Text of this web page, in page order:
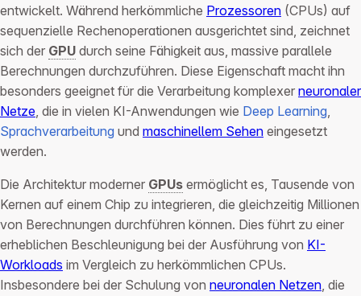
entwickelt. Während herkömmliche Prozessoren (CPUs) auf
sequenzielle Rechenoperationen ausgerichtet sind, zeichnet
sich der GPU durch seine Fähigkeit aus, massive parallele
Berechnungen durchzuführen. Diese Eigenschaft macht ihn
besonders geeignet für die Verarbeitung komplexer neuronaler
Netze, die in vielen KI-Anwendungen wie Deep Learning,
Sprachverarbeitung und maschinellem Sehen eingesetzt
werden.
Die Architektur moderner GPUs ermöglicht es, Tausende von
Kernen auf einem Chip zu integrieren, die gleichzeitig Millionen
von Berechnungen durchführen können. Dies führt zu einer
erheblichen Beschleunigung bei der Ausführung von KI-
Workloads im Vergleich zu herkömmlichen CPUs.
Insbesondere bei der Schulung von neuronalen Netzen, die